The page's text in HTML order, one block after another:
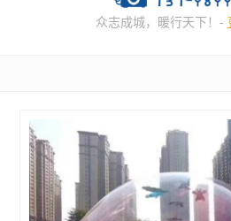
众志成城，暖行天下！-